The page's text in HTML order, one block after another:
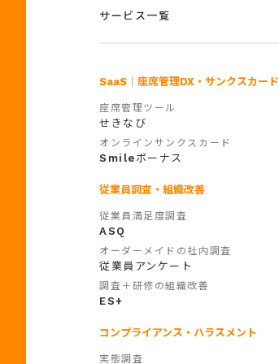
サービス一覧
SaaS ｜座席管理DX・サンクスカード
座席管理ツール
せきなび
オンラインサンクスカード
Smile ボーナス
従業員調査・組織改善
従業員満足度調査
ASQ
オーダーメイドの社内調査
従業員アンケート
調査＋研修の組織改善
ES+
コンプライアンス・ハラスメント
実態調査